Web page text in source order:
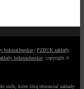
bukmacherskie | PZBUK zakłady
bukmacherskie copyright ©
osób, które chcą obstawiać zakłady